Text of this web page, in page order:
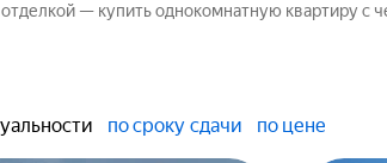
— купить однокомнатную квартиру с
по сроку сдачи по цене